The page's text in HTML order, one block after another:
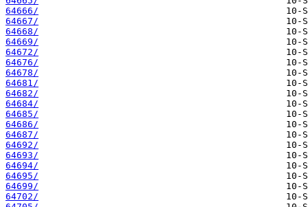
64666/
64667/
64668/
64669/
64672/
64676/
64678/
64681/
64682/
64684/
64685/
64686/
64687/
64692/
64693/
64694/
64695/
64699/
64702/